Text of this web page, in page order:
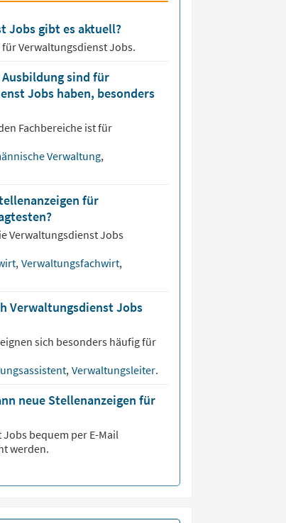
Jobs gibt es aktuell?
fürVerwaltungsdienst Jobs.
sind für
Jobs haben, besonders
Fachbereiche ist für
Verwaltung,
für
VerwaltungsdienstJobs
, Verwaltungsfachwirt,
Verwaltungsdienst Jobs
sich besonders häufig für
, Verwaltungsleiter.
neue Stellenanzeigen für
Jobs bequem per E-Mail
werden.